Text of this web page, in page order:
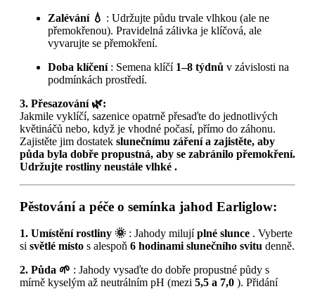
Zalévání 💧 : Udržujte půdu trvale vlhkou (ale ne
přemokřenou). Pravidelná zálivka je klíčová, ale
vyvarujte se přemokření.
Doba klíčení: Semena klíčí 1–8 týdnů v závislosti na
podmínkách prostředí.
3. Přesazování 🌿:
Jakmile vyklíčí, sazenice opatrně přesaďte do jednotlivých
květináčů nebo, když je vhodné počasí, přímo do záhonu.
Zajistěte jim dostatek slunečnímu záření a zajistěte, aby
půda byla dobře propustná, aby se zabránilo přemokření.
Udržujte rostliny neustále vlhké .
Pěstování a péče o semínka jahod Earliglow:
1. Umístění rostliny 🌞 : Jahody milujíplné slunce . Vyberte
si světlé místo s alespoň 6 hodinami slunečního svitu denně.
2. Půda 🌱 : Jahody vysaďte do dobře propustné půdy s
mírně kyselým až neutrálním pH (mezi 5,5 a 7,0 ). Přidání